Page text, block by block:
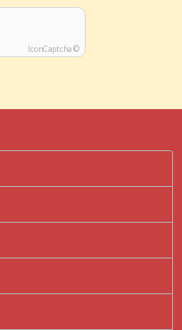
IconCaptcha ©